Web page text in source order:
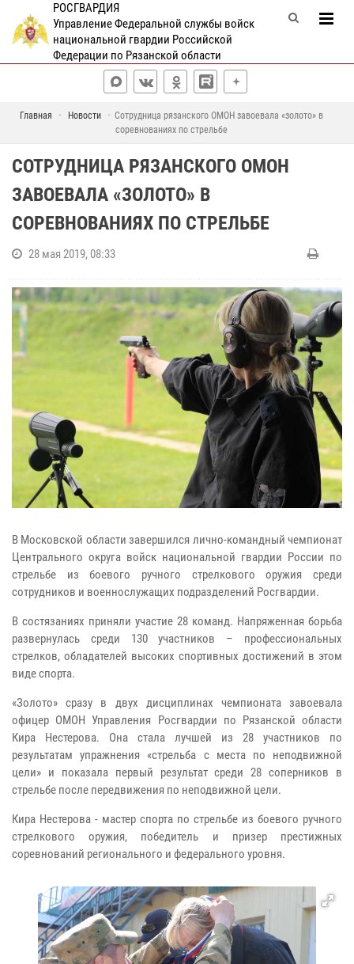
РОСГВАРДИЯ
Управление Федеральной службы войск
национальной гвардии Российской
Федерации по Рязанской области
Главная Новости
Сотрудница рязанского ОМОН завоевала «золото» в
соревнованиях по стрельбе
СОТРУДНИЦА РЯЗАНСКОГО ОМОН
ЗАВОЕВАЛА «ЗОЛОТО» В
СОРЕВНОВАНИЯХ ПО СТРЕЛЬБЕ
28 мая 2019, 08:33
В Московской области завершился лично-командный чемпионат
Центрального округа войск национальной гвардии России по
стрельбе из боевого ручного стрелкового оружия среди
сотрудников и военнослужащих подразделений Росгвардии.
В состязаниях приняли участие 28 команд. Напряженная борьба
развернулась среди 130 участников – профессиональных
стрелков, обладателей высоких спортивных достижений в этом
виде спорта.
«Золото» сразу в двух дисциплинах чемпионата завоевала
офицер ОМОН Управления Росгвардии по Рязанской области
Кира Нестерова. Она стала лучшей из 28 участников по
результатам упражнения «стрельба с места по неподвижной
цели» и показала первый результат среди 28 соперников в
стрельбе после передвижения по неподвижной цели.
Кира Нестерова - мастер спорта по стрельбе из боевого ручного
стрелкового оружия, победитель и призер престижных
соревнований регионального и федерального уровня.